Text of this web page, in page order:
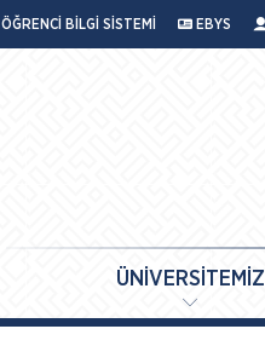
ÖĞRENCİ BİLGİ SİSTEMİ EBYS
ÜNİVERSİTEMİZ